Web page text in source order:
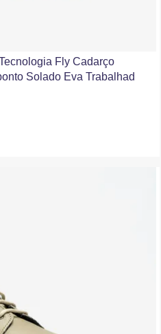
Fly Cadarço
Solado Eva Trabalhad